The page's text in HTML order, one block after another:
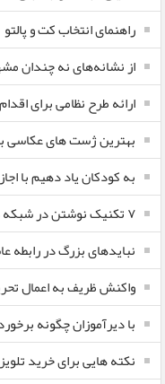
راهنمای انتخاب کت و پالتو
از نشانه‌های نه چندان
ارائه طرح نظامی برای
بهترین ژست های عکاسی
به کودکان یاد دهیم با
۷ تکنیک نوشتن در شبکه های اجتماعی
نبایدهای بزرگ در رابطه
واکنش ظریف به اعمال
با دیرآموزان چگونه
نکته هایی برای خرید